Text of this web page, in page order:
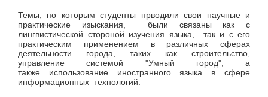
Темы, по которым студенты прводили свои научные и
практические изыскания, были связаны как с
лингвистической стороной изучения языка, так и с его
практическим применением в различных сферах
деятельности города, таких как строительство,
управление системой "Умный город", а
также использование иностранного языка в сфере
информационных технологий.